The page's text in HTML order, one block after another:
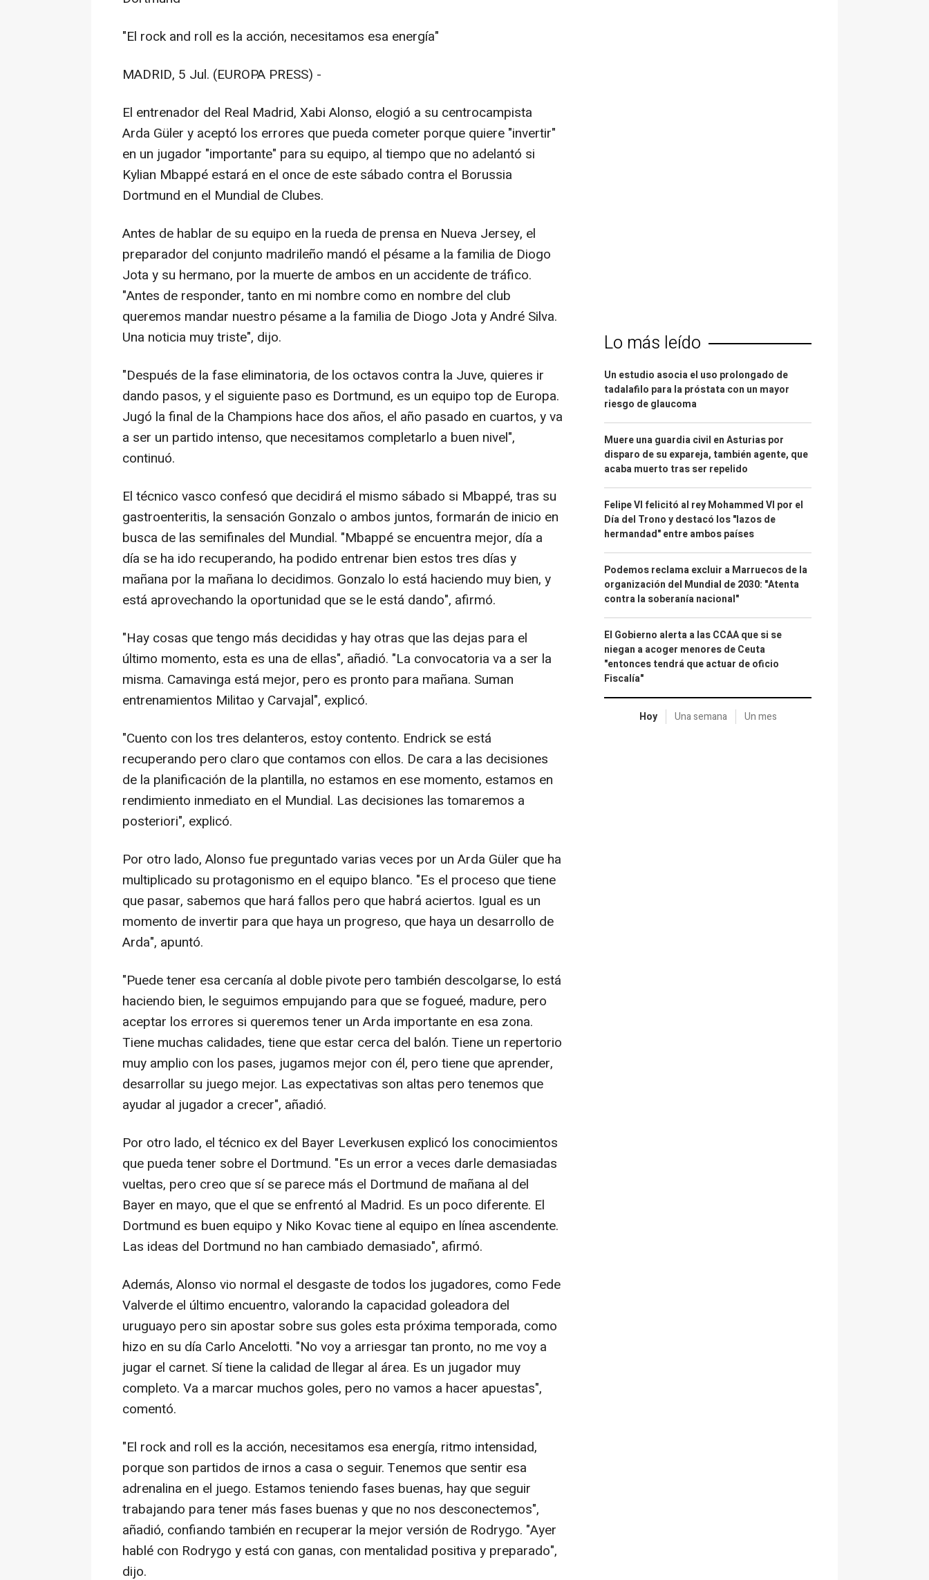
"El rock and roll es la acción, necesitamos esa energía"
MADRID, 5 Jul. (EUROPA PRESS) -
El entrenador del Real Madrid, Xabi Alonso, elogió a su centrocampista
Arda Güler y aceptó los errores que pueda cometer porque quiere "invertir"
en un jugador "importante" para su equipo, al tiempo que no adelantó si
Kylian Mbappé estará en el once de este sábado contra el Borussia
Dortmund en el Mundial de Clubes.
Antes de hablar de su equipo en la rueda de prensa en Nueva Jersey, el
preparador del conjunto madrileño mandó el pésame a la familia de Diogo
Jota y su hermano, por la muerte de ambos en un accidente de tráfico.
"Antes de responder, tanto en mi nombre como en nombre del club
queremos mandar nuestro pésame a la familia de Diogo Jota y André Silva.
Una noticia muy triste", dijo.
"Después de la fase eliminatoria, de los octavos contra la Juve, quieres ir
dando pasos, y el siguiente paso es Dortmund, es un equipo top de Europa.
Jugó la final de la Champions hace dos años, el año pasado en cuartos, y va
a ser un partido intenso, que necesitamos completarlo a buen nivel",
continuó.
El técnico vasco confesó que decidirá el mismo sábado si Mbappé, tras su
gastroenteritis, la sensación Gonzalo o ambos juntos, formarán de inicio en
busca de las semifinales del Mundial. "Mbappé se encuentra mejor, día a
día se ha ido recuperando, ha podido entrenar bien estos tres días y
mañana por la mañana lo decidimos. Gonzalo lo está haciendo muy bien, y
está aprovechando la oportunidad que se le está dando", afirmó.
"Hay cosas que tengo más decididas y hay otras que las dejas para el
último momento, esta es una de ellas", añadió. "La convocatoria va a ser la
misma. Camavinga está mejor, pero es pronto para mañana. Suman
entrenamientos Militao y Carvajal", explicó.
"Cuento con los tres delanteros, estoy contento. Endrick se está
recuperando pero claro que contamos con ellos. De cara a las decisiones
de la planificación de la plantilla, no estamos en ese momento, estamos en
rendimiento inmediato en el Mundial. Las decisiones las tomaremos a
posteriori", explicó.
Por otro lado, Alonso fue preguntado varias veces por un Arda Güler que ha
multiplicado su protagonismo en el equipo blanco. "Es el proceso que tiene
que pasar, sabemos que hará fallos pero que habrá aciertos. Igual es un
momento de invertir para que haya un progreso, que haya un desarrollo de
Arda", apuntó.
"Puede tener esa cercanía al doble pivote pero también descolgarse, lo está
haciendo bien, le seguimos empujando para que se fogueé, madure, pero
aceptar los errores si queremos tener un Arda importante en esa zona.
Tiene muchas calidades, tiene que estar cerca del balón. Tiene un repertorio
muy amplio con los pases, jugamos mejor con él, pero tiene que aprender,
desarrollar su juego mejor. Las expectativas son altas pero tenemos que
ayudar al jugador a crecer", añadió.
Por otro lado, el técnico ex del Bayer Leverkusen explicó los conocimientos
que pueda tener sobre el Dortmund. "Es un error a veces darle demasiadas
vueltas, pero creo que sí se parece más el Dortmund de mañana al del
Bayer en mayo, que el que se enfrentó al Madrid. Es un poco diferente. El
Dortmund es buen equipo y Niko Kovac tiene al equipo en línea ascendente.
Las ideas del Dortmund no han cambiado demasiado", afirmó.
Además, Alonso vio normal el desgaste de todos los jugadores, como Fede
Valverde el último encuentro, valorando la capacidad goleadora del
uruguayo pero sin apostar sobre sus goles esta próxima temporada, como
hizo en su día Carlo Ancelotti. "No voy a arriesgar tan pronto, no me voy a
jugar el carnet. Sí tiene la calidad de llegar al área. Es un jugador muy
completo. Va a marcar muchos goles, pero no vamos a hacer apuestas",
comentó.
"El rock and roll es la acción, necesitamos esa energía, ritmo intensidad,
porque son partidos de irnos a casa o seguir. Tenemos que sentir esa
adrenalina en el juego. Estamos teniendo fases buenas, hay que seguir
trabajando para tener más fases buenas y que no nos desconectemos",
añadió, confiando también en recuperar la mejor versión de Rodrygo. "Ayer
hablé con Rodrygo y está con ganas, con mentalidad positiva y preparado",
dijo.
Lo más leído
Un estudio asocia el uso prolongado de
tadalafilo para la próstata con un mayor
riesgo de glaucoma
Muere una guardia civil en Asturias por
disparo de su expareja, también agente, que
acaba muerto tras ser repelido
Felipe VI felicitó al rey Mohammed VI por el
Día del Trono y destacó los "lazos de
hermandad" entre ambos países
Podemos reclama excluir a Marruecos de la
organización del Mundial de 2030: "Atenta
contra la soberanía nacional"
El Gobierno alerta a las CCAA que si se
niegan a acoger menores de Ceuta
"entonces tendrá que actuar de oficio
Fiscalía"
Hoy Una semana Un mes